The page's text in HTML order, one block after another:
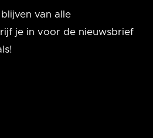
van alle
je in voor de nieuwsbrief